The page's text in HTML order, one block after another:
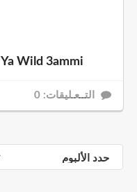
Ya Wild 3ammi حمزة نمرة - يا ولد عمي
التــعـليقات: 0